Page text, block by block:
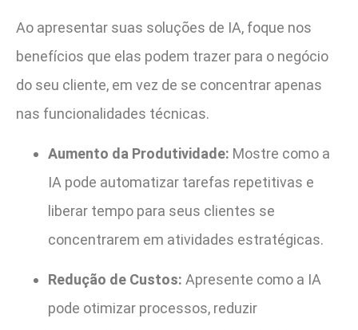
Ao apresentar suas soluções de IA, foque nos
benefícios que elas podem trazer para o negócio
do seu cliente, em vez de se concentrar apenas
nas funcionalidades técnicas.
Aumento da Produtividade: Mostre como a
IA pode automatizar tarefas repetitivas e
liberar tempo para seus clientes se
concentrarem em atividades estratégicas.
Redução de Custos: Apresente como a IA
pode otimizar processos, reduzir